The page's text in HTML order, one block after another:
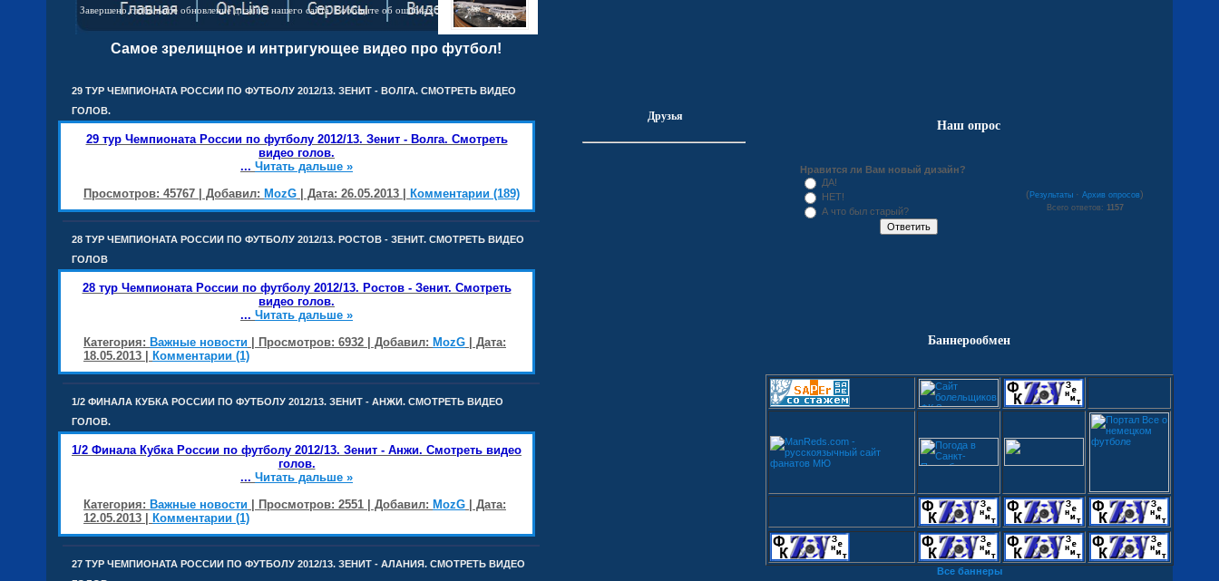
Завершено глобальное обновление дизайна нашего сайта. Сообщите об ошибках
Самое зрелищное и интригующее видео про футбол!
29 ТУР ЧЕМПИОНАТА РОССИИ ПО ФУТБОЛУ 2012/13. ЗЕНИТ - ВОЛГА. СМОТРЕТЬ ВИДЕО
ГОЛОВ.
29 тур Чемпионата России по футболу 2012/13. Зенит - Волга. Смотреть
видео голов.
... Читать дальше »
Просмотров: 45767 | Добавил: MozG | Дата: 26.05.2013 Комментарии (189)
28 ТУР ЧЕМПИОНАТА РОССИИ ПО ФУТБОЛУ 2012/13. РОСТОВ - ЗЕНИТ. СМОТРЕТЬ ВИДЕО
ГОЛОВ
28 тур Чемпионата России по футболу 2012/13. Ростов - Зенит. Смотреть
видео голов.
... Читать дальше »
Категория: Важные новости | Просмотров: 6932 | Добавил: MozG | Дата:
18.05.2013
Комментарии (1)
1/2 ФИНАЛА КУБКА РОССИИ ПО ФУТБОЛУ 2012/13. ЗЕНИТ - АНЖИ. СМОТРЕТЬ ВИДЕО
ГОЛОВ.
1/2 Финала Кубка России по футболу 2012/13. Зенит - Анжи. Смотреть видео
голов.
... Читать дальше »
Категория: Важные новости | Просмотров: 2551 | Добавил: MozG | Дата:
12.05.2013
Комментарии (1)
27 ТУР ЧЕМПИОНАТА РОССИИ ПО ФУТБОЛУ 2012/13. ЗЕНИТ - АЛАНИЯ. СМОТРЕТЬ ВИДЕО
Друзья
Наш опрос
Нравится ли Вам новый дизайн?
ДА!
НЕТ!
А что был старый?
( Результаты · Архив опросов)
Всего ответов: 1157
Баннерообмен
Все баннеры